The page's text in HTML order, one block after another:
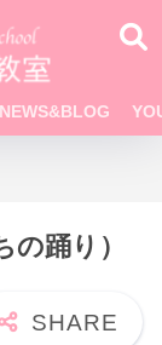
NEWS&BLOG
踊り）